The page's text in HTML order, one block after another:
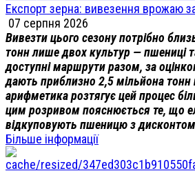
Експорт зерна: вивезення врожаю
07 серпня 2026
Вивезти цього сезону потрібно
тонн лише двох культур — пшениці
доступні маршрути разом, за
дають приблизно 2,5 мільйона тонн
арифметика розтягує цей процес
цим розривом пояснюється те, що
відкуповують пшеницю з
Більше інформації